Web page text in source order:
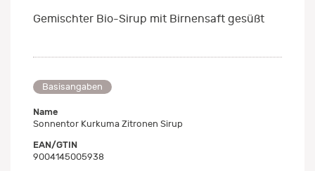
Gemischter Bio-Sirup mit Birnensaft gesüßt
Basisangaben
Name
Sonnentor Kurkuma Zitronen Sirup
EAN/GTIN
9004145005938